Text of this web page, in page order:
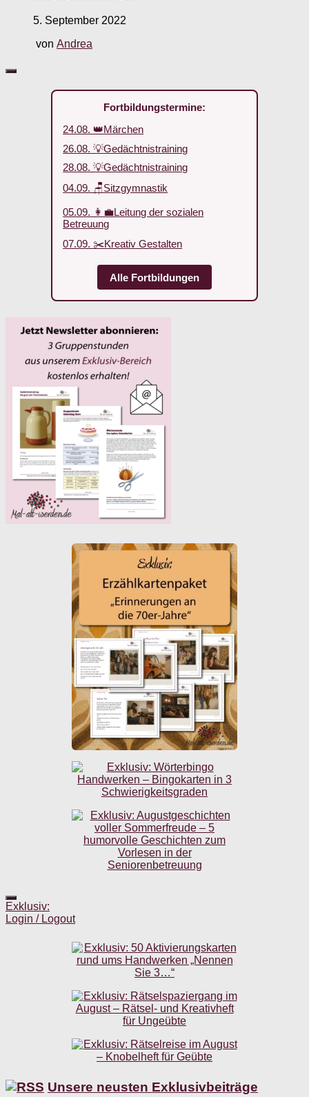
5. September 2022
von Andrea
Fortbildungstermine:
24.08. 👑Märchen
26.08. 💡Gedächtnistraining
28.08. 💡Gedächtnistraining
04.09. 🪑Sitzgymnastik
05.09. 👩‍💼Leitung der sozialen
Betreuung
07.09. ✂️Kreativ Gestalten
Alle Fortbildungen
Exklusiv:
Login / Logout
Unsere neusten Exklusivbeiträge